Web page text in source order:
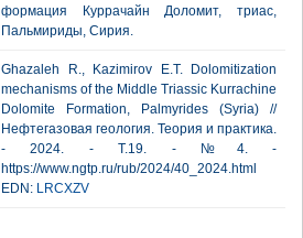
формация Куррачайн Доломит, триас,
Пальмириды, Сирия.
Ghazaleh R., Kazimirov E.T. Dolomitization
mechanisms of the Middle Triassic Kurrachine
Dolomite Formation, Palmyrides (Syria) //
Нефтегазовая геология. Теория и практика.
- 2024. - Т.19. - №4. -
https://www.ngtp.ru/rub/2024/40_2024.html
EDN: LRCXZV